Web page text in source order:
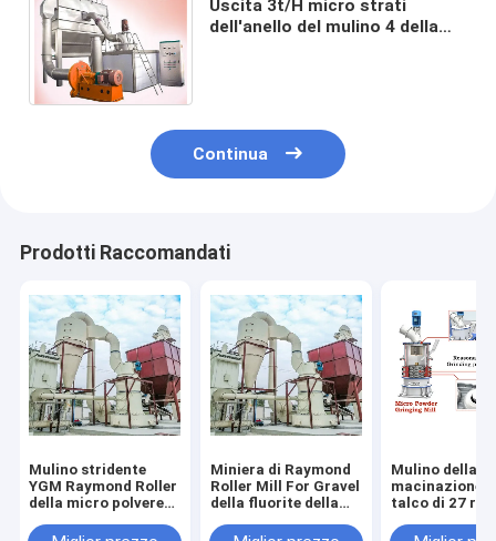
Uscita 3t/H micro strati
dell'anello del mulino 4 della
Continua
Prodotti Raccomandati
Mulino stridente
YGM Raymond Roller
della micro polvere
Spodumene
Miniera di Raymond
Roller Mill For Gravel
della fluorite della
della calcite
Mulino della
macinazione
talco di 27
della maglia